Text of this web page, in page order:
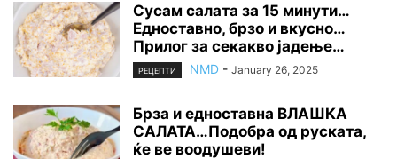
Сусам салата за 15 минути…
Едноставно, брзо и вкусно…
Прилог за секакво јадење…
РЕЦЕПТИ NMD - January 26, 2025
Брза и едноставна ВЛАШКА
САЛАТА…Подобра од руската,
ќе ве воодушеви!